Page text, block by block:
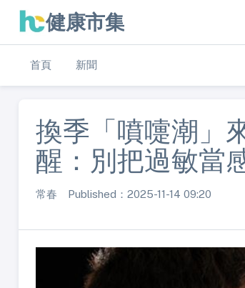
健康市集
首頁 新聞
換季「噴嚏潮」
醒：別把過敏當
常春 Published：2025-11-14 09:20